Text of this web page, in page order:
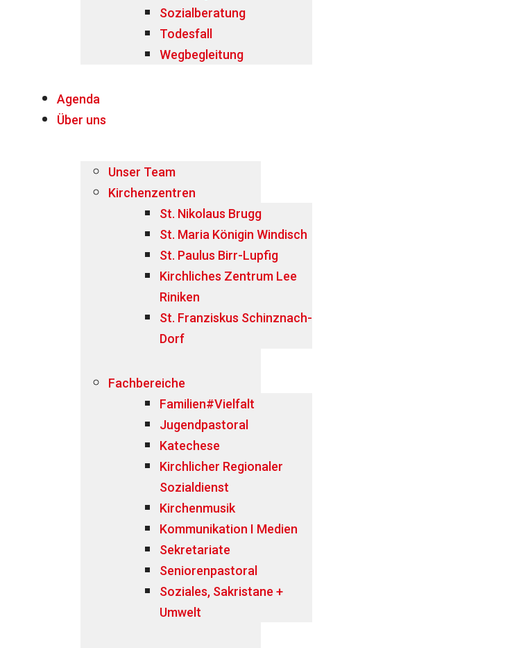
Sozialberatung
Todesfall
Wegbegleitung
Agenda
Über uns
Unser Team
Kirchenzentren
St. Nikolaus Brugg
St. Maria Königin Windisch
St. Paulus Birr-Lupfig
Kirchliches Zentrum Lee
Riniken
St. Franziskus Schinznach-
Dorf
Fachbereiche
Familien#Vielfalt
Jugendpastoral
Katechese
Kirchlicher Regionaler
Sozialdienst
Kirchenmusik
Kommunikation I Medien
Sekretariate
Seniorenpastoral
Soziales, Sakristane +
Umwelt